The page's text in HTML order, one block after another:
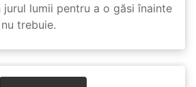
lumii pentru a o găsi înainte
trebuie.